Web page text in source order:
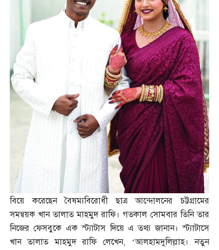
বিয়ে করেছেন বৈষম্যবিরোধী ছাত্র আন্দোলনের চট্টগ্রামের
সমন্বয়ক খান তালাত মাহমুদ রাফি। গতকাল সোমবার তিনি তার
নিজের ফেসবুকে এক স্ট্যাটাস দিয়ে এ তথ্য জানান। স্ট্যাটাসে
খান তালাত মাহমুদ রাফি লেখেন, ‘আলহামদুলিল্লাহ। নতুন